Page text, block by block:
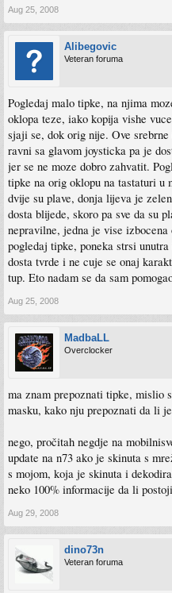
Aug 25, 2008
Alibegovic
Veteran foruma
Pogledaj malo tipke, na njima
oklopa teze, iako kopija vishe
sjaji se, dok orig nije. Ove
ravni sa glavom joysticka pa je
jer se ne moze dobro zahvatit.
tipke na orig oklopu na tastaturi u
dvije su plave, donja lijeva je
dosta blijede, skoro pa sve da su
nepravilne, jedna je vise izbocena
pogledaj tipke, poneka strsi
dosta tvrde i ne cuje se onaj
tup. Eto nadam se da sam
Aug 25, 2008
MadbaLL
Overclocker
ma znam prepoznati tipke, mislio
masku, kako nju prepoznati da li
nego, pročitah negdje na
update na n73 ako je skinuta s
s mojom, koja je skinuta i
neko 100% informacije da li
Aug 29, 2008
dino73n
Veteran foruma